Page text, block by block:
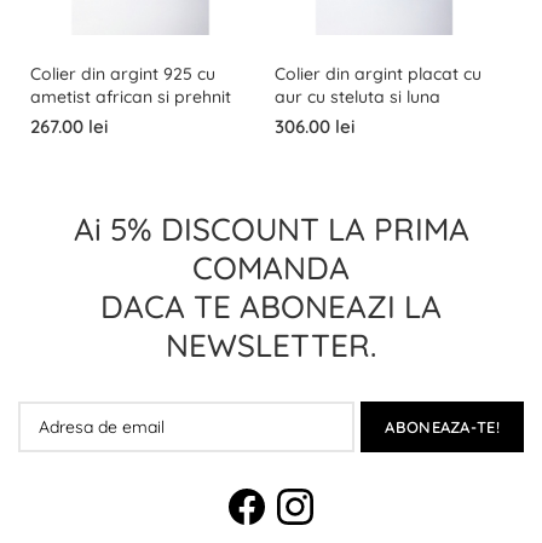
Colier din argint 925 cu
ametist african si prehnit
267.00 lei
Colier din argint placat cu
aur cu steluta si luna
306.00 lei
Ai 5% DISCOUNT LA PRIMA
COMANDA
DACA TE ABONEAZI LA
NEWSLETTER.
ABONEAZA-TE!